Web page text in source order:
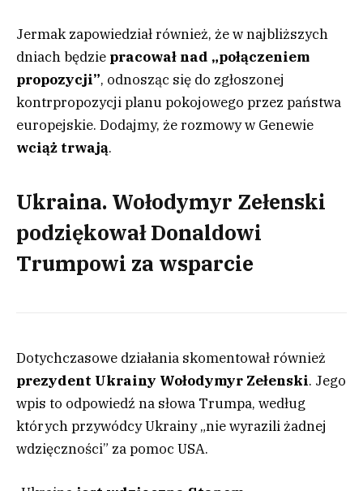
Jermak zapowiedział również, że w najbliższych
dniach będzie pracował nad „połączeniem
propozycji”, odnosząc się do zgłoszonej
kontrpropozycji planu pokojowego przez państwa
europejskie. Dodajmy, że rozmowy w Genewie
wciąż trwają.
Ukraina. Wołodymyr Zełenski
podziękował Donaldowi
Trumpowi za wsparcie
Dotychczasowe działania skomentował również
prezydent Ukrainy Wołodymyr Zełenski. Jego
wpis to odpowiedź na słowa Trumpa, według
których przywódcy Ukrainy „nie wyrazili żadnej
wdzięczności” za pomoc USA.